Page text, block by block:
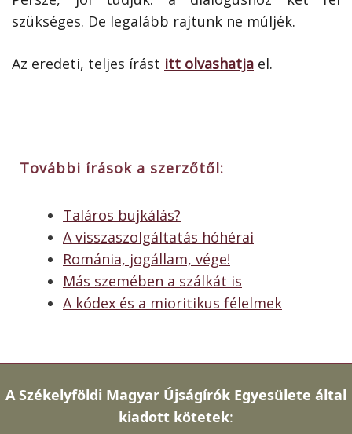
szükséges. De legalább rajtunk ne múljék.
Az eredeti, teljes írást itt olvashatja el.
További írások a szerzőtől:
Taláros bujkálás?
A visszaszolgáltatás hóhérai
Románia, jogállam, vége!
Más szemében a szálkát is
A kódex és a mioritikus félelmek
A Székelyföldi Magyar Újságírók Egyesülete által
kiadott kötetek: